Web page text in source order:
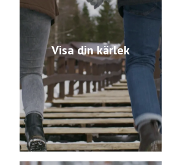
Visa din kärlek